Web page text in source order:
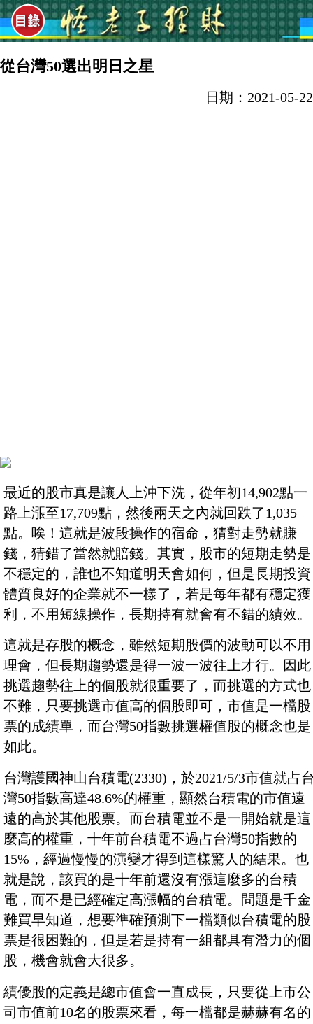
從台灣50選出明日之星
日期：2021-05-22
最近的股市真是讓人上沖下洗，從年初14,902點一
路上漲至17,709點，然後兩天之內就回跌了1,035
點。唉！這就是波段操作的宿命，猜對走勢就賺
錢，猜錯了當然就賠錢。其實，股市的短期走勢是
不穩定的，誰也不知道明天會如何，但是長期投資
體質良好的企業就不一樣了，若是每年都有穩定獲
利，不用短線操作，長期持有就會有不錯的績效。
這就是存股的概念，雖然短期股價的波動可以不用
理會，但長期趨勢還是得一波一波往上才行。因此
挑選趨勢往上的個股就很重要了，而挑選的方式也
不難，只要挑選市值高的個股即可，市值是一檔股
票的成績單，而台灣50指數挑選權值股的概念也是
如此。
台灣護國神山台積電(2330)，於2021/5/3市值就占
灣50指數高達48.6%的權重，顯然台積電的市值遠
遠的高於其他股票。而台積電並不是一開始就是這
麼高的權重，十年前台積電不過占台灣50指數的
15%，經過慢慢的演變才得到這樣驚人的結果。也
就是說，該買的是十年前還沒有漲這麼多的台積
電，而不是已經確定高漲幅的台積電。問題是千金
難買早知道，想要準確預測下一檔類似台積電的股
票是很困難的，但是若是持有一組都具有潛力的個
股，機會就會大很多。
績優股的定義是總市值會一直成長，只要從上市公
司市值前10名的股票來看，每一檔都是赫赫有名的